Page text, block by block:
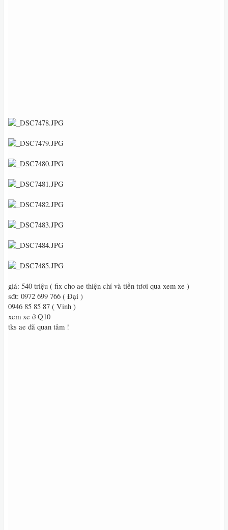
giá: 540 triệu ( fix cho ae thiện chí và tiền tươi qua xem xe )
sđt: 0972 699 766 ( Đại )
0946 85 85 87 ( Vinh )
xem xe ở Q10
tks ae đã quan tâm !